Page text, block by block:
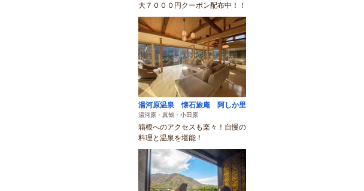
大７０００円クーポン配布中！！
湯河原温泉 懐石旅庵 阿しか里
湯河原・真鶴・小田原
箱根へのアクセスも楽々！自慢の
料理と温泉を堪能！